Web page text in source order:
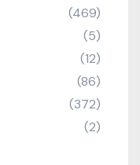
(469)
(5)
(12)
(86)
(372)
(2)